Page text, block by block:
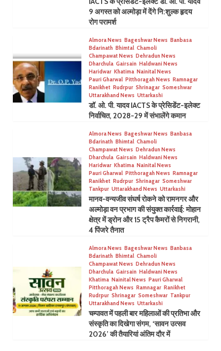
9 अगस्त को अल्मोड़ा में देंगे नि:शुल्क हृदय
रोग परामर्श
Almora News Bageshwar News Banbasa
Bdarinath Bhimtal Chamoli
Champawat News Dehradun News
Dharchula Gairsain Haldwani News
Haridwar Khatima Nainital News
Pauri Gharwal Pitthoragah News Ramnagar
Ranikhet Rudrpur Shrinagar Someshwar
Uttarakhand News Uttarkashi
डॉ. ओ. पी. यादव IACTS के प्रेसिडेंट-इलेक्ट
निर्वाचित, 2028-29 में संभालेंगे कमान
Almora News Bageshwar News Banbasa
Bdarinath Bhimtal Chamoli
Champawat News Dehradun News
Dharchula Gairsain Haldwani News
Haridwar Khatima Nainital News
Pauri Gharwal Pitthoragah News Ramnagar
Ranikhet Rudrpur Shrinagar Someshwar
Tankpur Uttarakhand News Uttarkashi
मानव-वन्यजीव संघर्ष रोकने को रामनगर और
अल्मोड़ा वन प्रभाग की संयुक्त कार्रवाई: मोहान
क्षेत्र में ड्रोन और 15 ट्रैप कैमरों से निगरानी,
4 पिंजरे तैनात
Almora News Bageshwar News Banbasa
Bdarinath Bhimtal Chamoli
Champawat News Dehradun News
Dharchula Gairsain Haldwani News
Khatima Nainital News Pauri Gharwal
Pitthoragah News Ramnagar Ranikhet
Rudrpur Shrinagar Someshwar Tankpur
Uttarakhand News Uttarkashi
चम्पावत में पहली बार महिलाओं की प्रतिभा और
संस्कृति का दिखेगा संगम, ‘सावन उत्सव
2026’ की तैयारियां अंतिम दौर में